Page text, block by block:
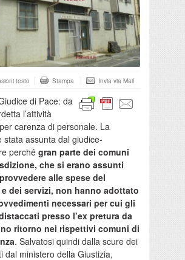
testo Stampa Invia via Mail
di Pace: da
l’attività
carenza di personale. La
stata assunta dal giudice-
perché gran parte dei comuni
che si erano assunti
alle spese del
dei servizi, non hanno adottato
necessari per cui gli
presso l’ex pretura da
ritorno nei rispettivi comuni di
. Salvatosi quindi dalla scure dei
dal ministero della Giustizia,